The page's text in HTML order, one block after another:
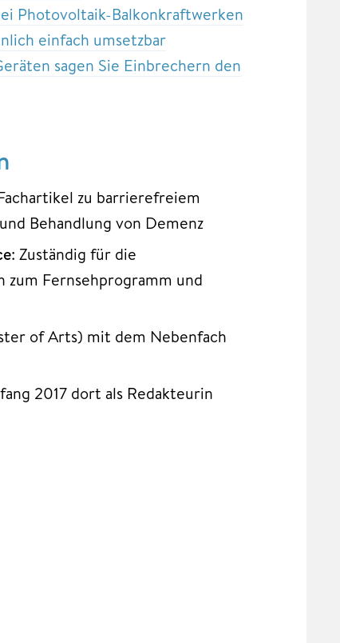
Photovoltaik-Balkonkraftwerken
einfach umsetzbar
sagen Sie Einbrechern den
zu barrierefreiem
Behandlung von Demenz
: Zuständig für die
Fernsehprogramm und
of Arts) mit dem Nebenfach
2017 dort als Redakteurin